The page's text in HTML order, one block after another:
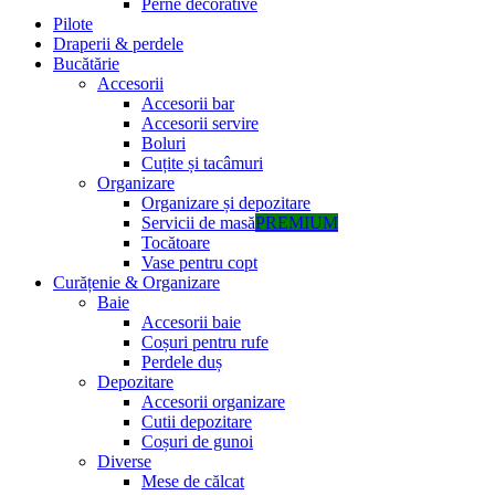
Perne decorative
Pilote
Draperii & perdele
Bucătărie
Accesorii
Accesorii bar
Accesorii servire
Boluri
Cuțite și tacâmuri
Organizare
Organizare și depozitare
Servicii de masăPREMIUM
Tocătoare
Vase pentru copt
Curățenie & Organizare
Baie
Accesorii baie
Coșuri pentru rufe
Perdele duș
Depozitare
Accesorii organizare
Cutii depozitare
Coșuri de gunoi
Diverse
Mese de călcat